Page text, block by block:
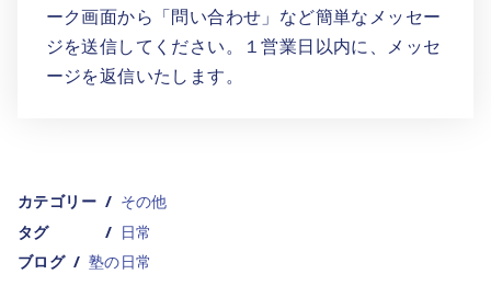
ーク画面から「問い合わせ」など簡単なメッセー
ジを送信してください。１営業日以内に、メッセ
ージを返信いたします。
カテゴリー
その他
タグ
日常
ブログ
塾の日常